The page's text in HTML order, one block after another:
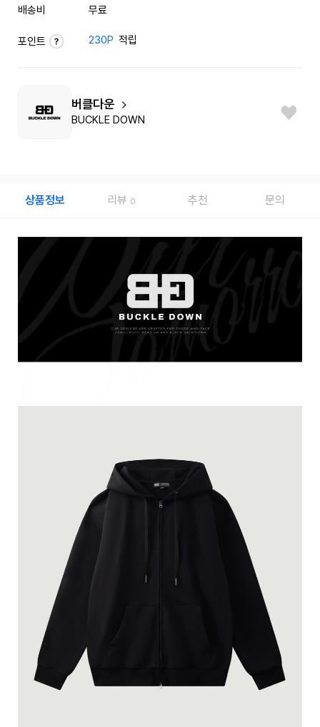
배송비 무료
포인트 230P 적립
버클다운
BUCKLE DOWN
상품정보 리뷰 0 추천 문의